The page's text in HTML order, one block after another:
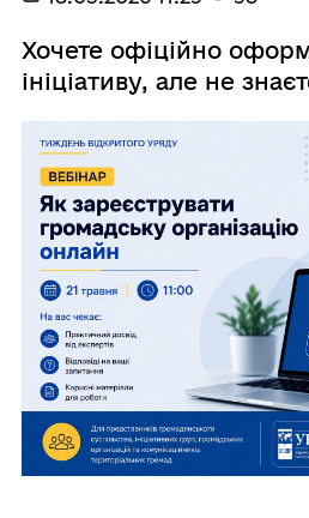
Хочете офіційно
ініціативу, але не